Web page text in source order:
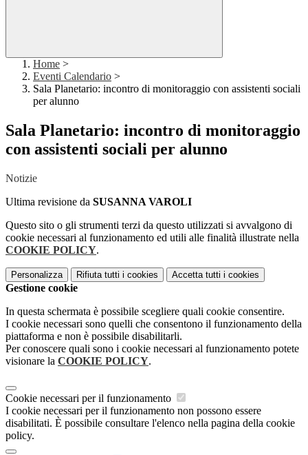
Home >
Eventi Calendario >
Sala Planetario: incontro di monitoraggio con assistenti sociali
per alunno
Sala Planetario: incontro di monitoraggio
con assistenti sociali per alunno
Notizie
Ultima revisione da SUSANNA VAROLI
Questo sito o gli strumenti terzi da questo utilizzati si avvalgono di
cookie necessari al funzionamento ed utili alle finalità illustrate nella
COOKIE POLICY.
Personalizza Rifiuta tutti i cookies Accetta tutti i cookies
Gestione cookie
In questa schermata è possibile scegliere quali cookie consentire.
I cookie necessari sono quelli che consentono il funzionamento della
piattaforma e non è possibile disabilitarli.
Per conoscere quali sono i cookie necessari al funzionamento potete
visionare la COOKIE POLICY.
Cookie necessari per il funzionamento
I cookie necessari per il funzionamento non possono essere
disabilitati. È possibile consultare l'elenco nella pagina della cookie
policy.